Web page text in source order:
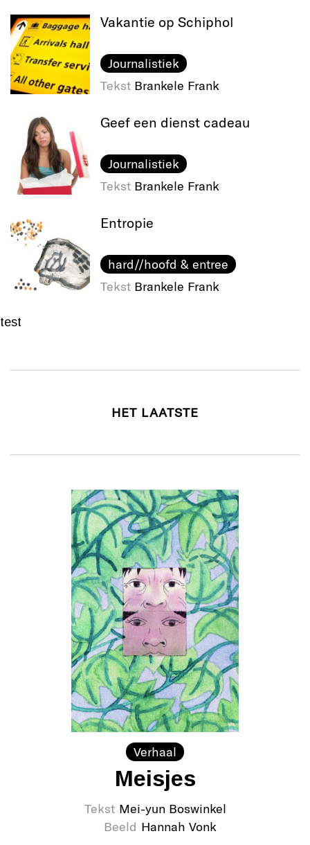
Vakantie op Schiphol
Journalistiek
Tekst Brankele Frank
Geef een dienst cadeau
Journalistiek
Tekst Brankele Frank
Entropie
hard//hoofd & entree
Tekst Brankele Frank
test
HET LAATSTE
Verhaal
Meisjes
Tekst Mei-yun Boswinkel
Beeld Hannah Vonk